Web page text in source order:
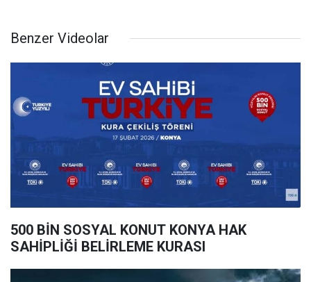
Benzer Videolar
500 BİN SOSYAL KONUT KONYA HAK
SAHİPLİĞİ BELİRLEME KURASI